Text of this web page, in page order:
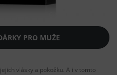
PRO MUŽE
vlásky a pokožku. A i v tomto